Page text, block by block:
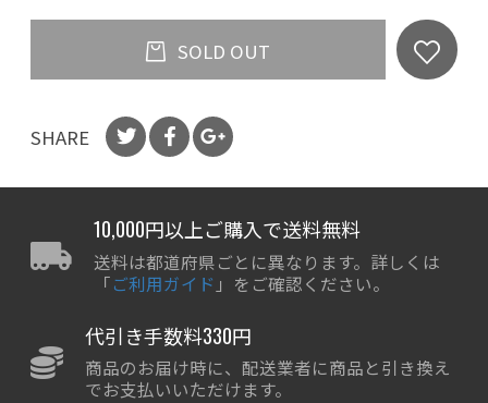
SOLD OUT
SHARE
10,000円以上ご購入で送料無料
送料は都道府県ごとに異なります。詳しくは
「ご利用ガイド 」をご確認ください。
代引き手数料330円
商品のお届け時に、配送業者に商品と引き換え
でお支払いいただけます。